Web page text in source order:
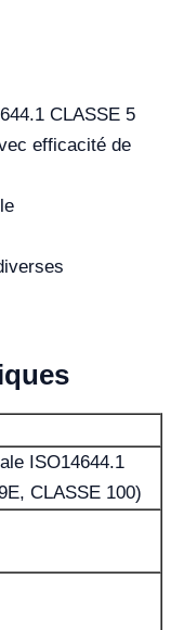
CLASSE 5
efficacité de
ISO14644.1
CLASSE 100)